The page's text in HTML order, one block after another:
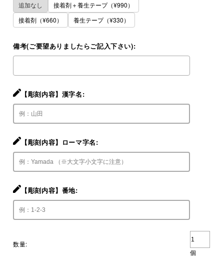
追加なし
接着剤＋養生テープ（¥990）
接着剤（¥660）
養生テープ（¥330）
備考(ご要望ありましたらご記入下さい):
【彫刻内容】漢字名:
【彫刻内容】ローマ字名:
【彫刻内容】番地:
数量:
個